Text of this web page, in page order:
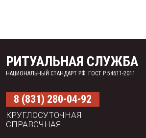
РИТУАЛЬНАЯ СЛУЖБА
НАЦИОНАЛЬНЫЙ СТАНДАРТ РФ ГОСТ Р 54611-2011
8 (831) 280-04-92
КРУГЛОСУТОЧНАЯ
СПРАВОЧНАЯ